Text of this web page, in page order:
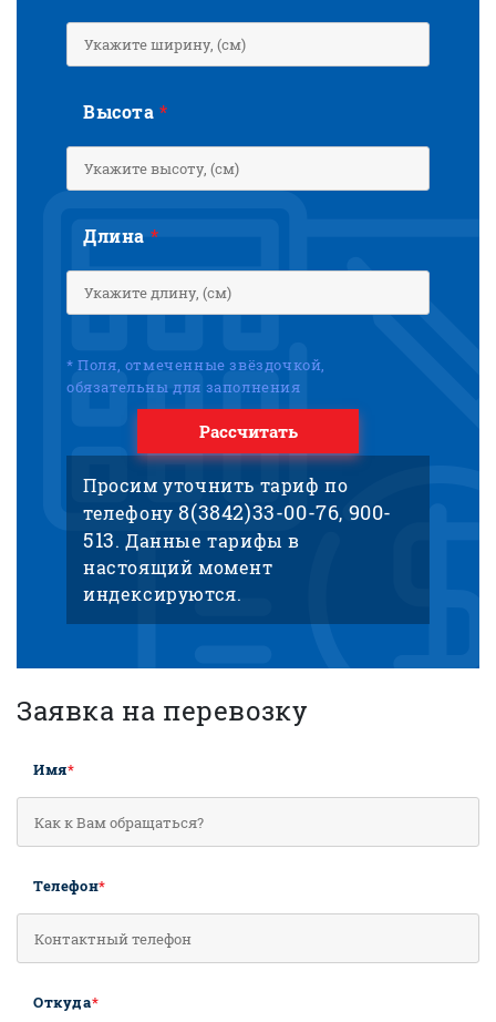
Высота*
Длина *
* Поля, отмеченные звёздочкой,
обязательны для заполнения
Рассчитать
Просим уточнить тариф по
телефону8(3842)33-00-76, 900-
513. Данные тарифы в
настоящий момент
индексируются.
Заявка на перевозку
Имя*
Телефон*
Откуда*